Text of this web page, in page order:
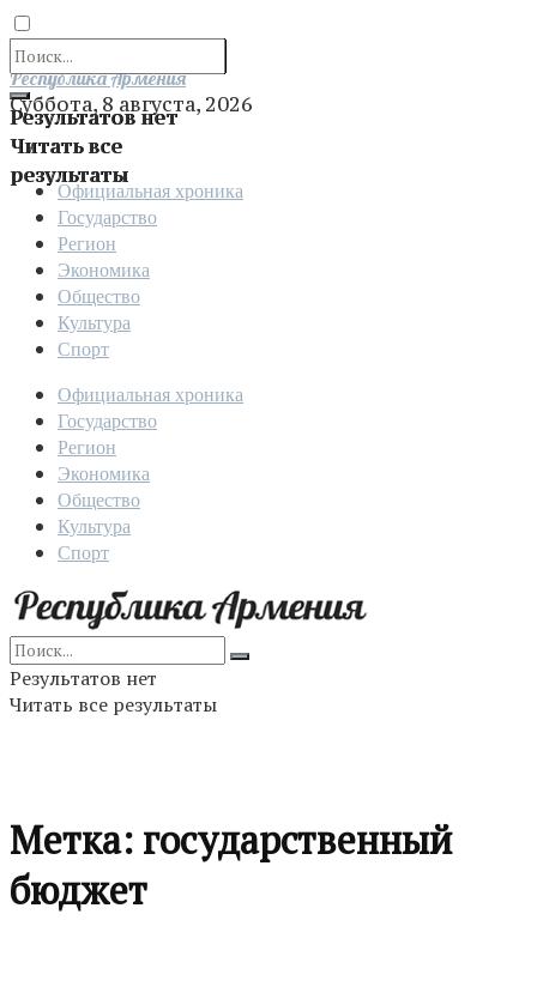
Результатов нет
Читать все
результаты
Отправить
Республика Армения
Суббота, 8 августа, 2026
Официальная хроника
Государство
Регион
Экономика
Общество
Культура
Спорт
Официальная хроника
Государство
Регион
Экономика
Общество
Культура
Спорт
Результатов нет
Читать все результаты
Метка: государственный
бюджет